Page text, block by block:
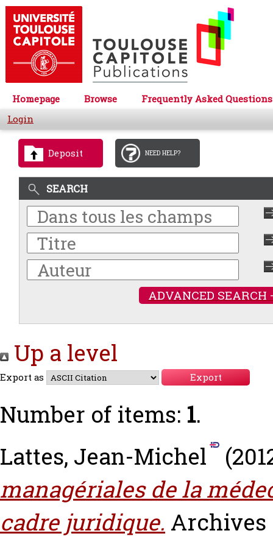
Homepage Browse
Frequently Asked Questions
Login
Deposit NEED HELP?
SEARCH
ADVANCED SEARCH
Up a level
Export as
Number of items: 1.
Lattes, Jean-Michel
managériales de la
cadre juridique. Archives